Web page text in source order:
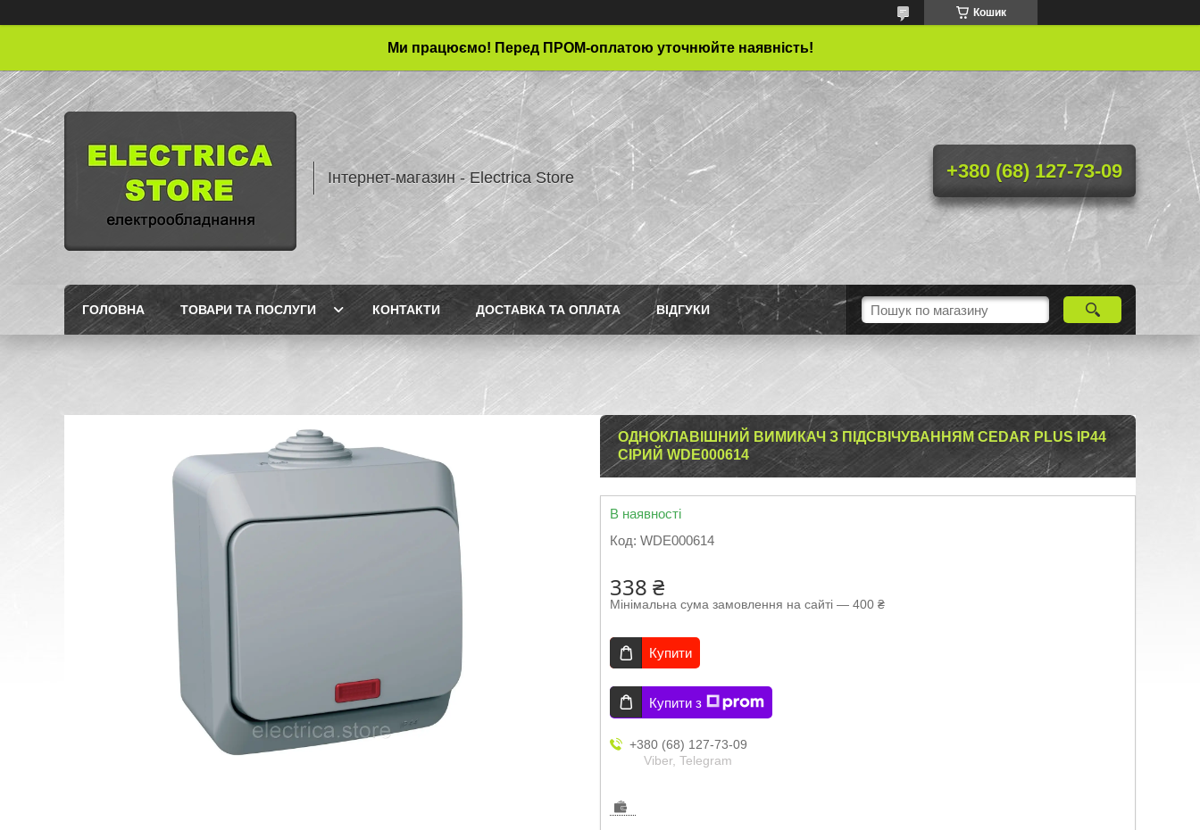
Кошик
Ми працюємо! Перед ПРОМ-оплатою уточнюйте наявність!
Інтернет-магазин - Electrica Store +380 (68) 127-73-09
ГОЛОВНА ТОВАРИ ТА ПОСЛУГИ КОНТАКТИ ДОСТАВКА ТА ОПЛАТА ВІДГУКИ
ОДНОКЛАВІШНИЙ ВИМИКАЧ З ПІДСВІЧУВАННЯМ CEDAR PLUS IP44
СІРИЙ WDE000614
В наявності
Код: WDE000614
338 ₴
Мінімальна сума замовлення на сайті — 400 ₴
Купити
Купити з
+380 (68) 127-73-09
Viber, Telegram